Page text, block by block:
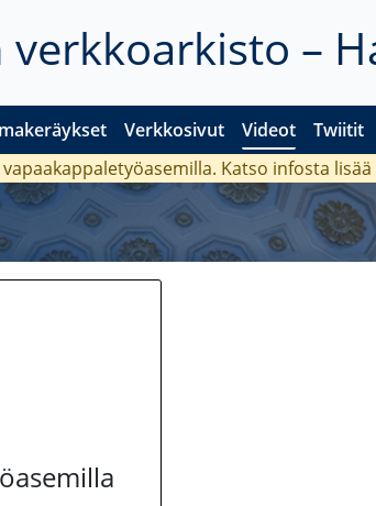
–
Verkkosivut Videot Twiitit
Katso infosta